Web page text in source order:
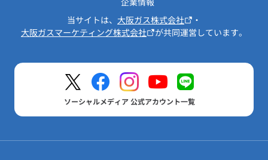
当サイトは、 大阪ガス株式会社
・
大阪ガスマーケティング株式会社
が共同運営しています。
ソーシャルメディア 公式アカウント一覧